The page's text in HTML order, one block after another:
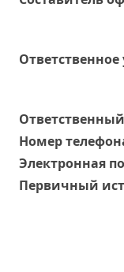
Номер
Электронная
Первичный